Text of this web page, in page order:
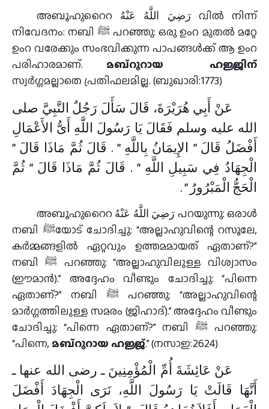
അബൂഹുറൈറ رَضِيَ اللَّهُ عَنْهُ വിൽ നിന്ന്
നിവേദനം: നബി ﷺ പറഞ്ഞു: ഒരു ഉംറ മുതല്‍ മറ്റേ
ഉംറ വരേക്കും സംഭവിക്കുന്ന പാപങ്ങള്‍ക്ക് ആ ഉംറ
പരിഹാരമാണ്. മബ്റൂറായ ഹജ്ജിന്
സ്വർഗ്ഗമല്ലാതെ പ്രതിഫലമില്ല. (ബുഖാരി:1773)
عَنْ أَبِي هُرَيْرَةَ، قَالَ سَأَلَ رَجُلٌ النَّبِيَّ صلى
الله عليه وسلم فَقَالَ يَا رَسُولَ اللَّهِ أَىُّ الأَعْمَالِ
أَفْضَلُ قَالَ ‏”‏ الإِيمَانُ بِاللَّهِ ‏”‏ ‏.‏ قَالَ ثُمَّ مَاذَا قَالَ ‏”‏
الْجِهَادُ فِي سَبِيلِ اللَّهِ ‏”‏ ‏.‏ قَالَ ثُمَّ مَاذَا قَالَ ‏”‏ ثُمَّ
الْحَجُّ الْمَبْرُورُ ‏”‏ ‏.‏
അബൂഹുറൈറ رَضِيَ اللَّهُ عَنْهُ പറയുന്നു: ഒരാൾ
നബി ﷺയോട് ചോദിച്ചു: “അല്ലാഹുവിന്റെ റസൂലേ,
കർമ്മങ്ങളിൽ ഏറ്റവും ഉത്തമമായത് ഏതാണ്?”
നബി ﷺ പറഞ്ഞു: “അല്ലാഹുവിലുള്ള വിശ്വാസം
(ഈമാൻ).” അദ്ദേഹം വീണ്ടും ചോദിച്ചു: “പിന്നെ
ഏതാണ്?” നബി ﷺ പറഞ്ഞു: “അല്ലാഹുവിന്റെ
മാർഗ്ഗത്തിലുള്ള സമരം (ജിഹാദ്).” അദ്ദേഹം വീണ്ടും
ചോദിച്ചു: “പിന്നെ ഏതാണ്?” നബി ﷺ പറഞ്ഞു:
“പിന്നെ, മബ്റൂറായ ഹജ്ജ്.” (നസാഇ:2624)
عَنْ عَائِشَةَ أُمِّ الْمُؤْمِنِينَ ـ رضى الله عنها ـ
أَنَّهَا قَالَتْ يَا رَسُولَ اللَّهِ، نَرَى الْجِهَادَ أَفْضَلَ